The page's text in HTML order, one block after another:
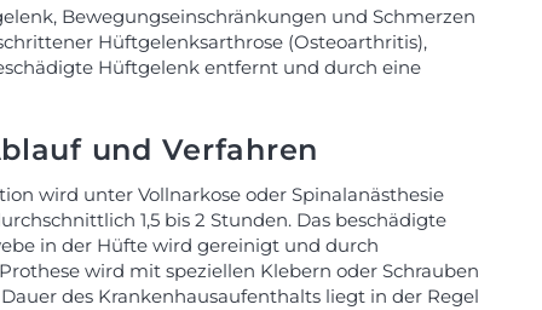
Bewegungseinschränkungen und Schmerzen
Hüftgelenksarthrose (Osteoarthritis),
Hüftgelenk entfernt und durch eine
und Verfahren
wird unter Vollnarkose oder Spinalanästhesie
1,5 bis 2 Stunden. Das beschädigte
in der Hüfte wird gereinigt und durch
wird mit speziellen Klebern oder Schrauben
des Krankenhausaufenthalts liegt in der Regel